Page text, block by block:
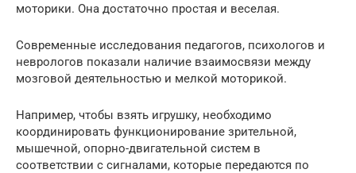
моторики. Она достаточно простая и веселая.
Современные исследования педагогов, психологов и
неврологов показали наличие взаимосвязи между
мозговой деятельностью и мелкой моторикой.
Например, чтобы взять игрушку, необходимо
координировать функционирование зрительной,
мышечной, опорно-двигательной систем в
соответствии с сигналами, которые передаются по